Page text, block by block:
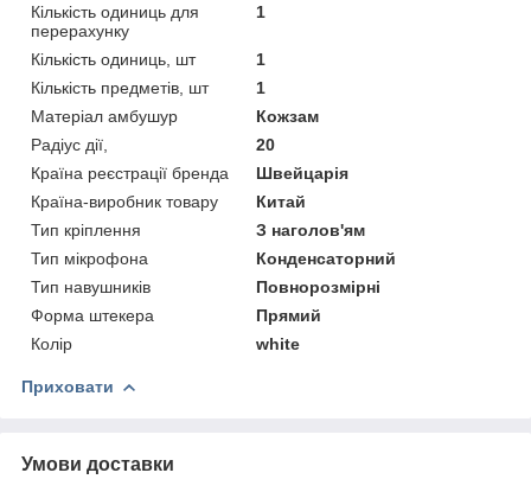
Кількість одиниць для
перерахунку
1
Кількість одиниць, шт
1
Кількість предметів, шт
1
Матеріал амбушур
Кожзам
Радіус дії,
20
Країна реєстрації бренда
Швейцарія
Країна-виробник товару
Китай
Тип кріплення
З наголов'ям
Тип мікрофона
Конденсаторний
Тип навушників
Повнорозмірні
Форма штекера
Прямий
Колір
white
Приховати
Умови доставки